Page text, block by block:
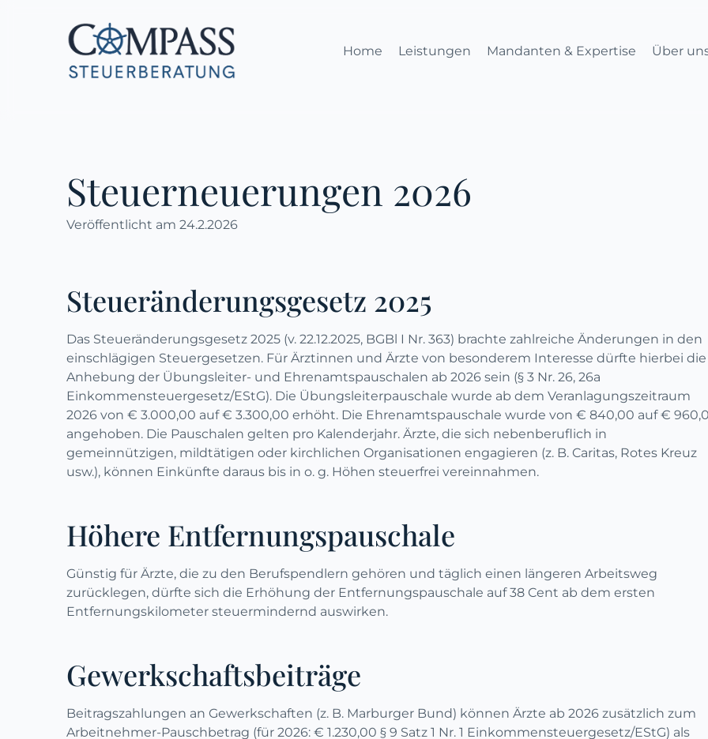
zum
Hauptinhalt
wechseln
Home Leistungen Mandanten & Expertise Über
Steuerneuerungen 2026
Veröffentlicht am 24.2.2026
Steueränderungsgesetz 2025
Das Steueränderungsgesetz 2025 (v. 22.12.2025, BGBl I Nr. 363) brachte zahlreiche Änderungen in den
einschlägigen Steuergesetzen. Für Ärztinnen und Ärzte von besonderem Interesse dürfte hierbei die
Anhebung der Übungsleiter- und Ehrenamtspauschalen ab 2026 sein (§ 3 Nr. 26, 26a
Einkommensteuergesetz/EStG). Die Übungsleiterpauschale wurde ab dem Veranlagungszeitraum
2026 von € 3.000,00 auf € 3.300,00 erhöht. Die Ehrenamtspauschale wurde von € 840,00 auf €
angehoben. Die Pauschalen gelten pro Kalenderjahr. Ärzte, die sich nebenberuflich in
gemeinnützigen, mildtätigen oder kirchlichen Organisationen engagieren (z. B. Caritas, Rotes Kreuz
usw.), können Einkünfte daraus bis in o. g. Höhen steuerfrei vereinnahmen.
Höhere Entfernungspauschale
Günstig für Ärzte, die zu den Berufspendlern gehören und täglich einen längeren Arbeitsweg
zurücklegen, dürfte sich die Erhöhung der Entfernungspauschale auf 38 Cent ab dem ersten
Entfernungskilometer steuermindernd auswirken.
Gewerkschaftsbeiträge
Beitragszahlungen an Gewerkschaften (z. B. Marburger Bund) können Ärzte ab 2026 zusätzlich zum
Arbeitnehmer-Pauschbetrag (für 2026: € 1.230,00 § 9 Satz 1 Nr. 1 Einkommensteuergesetz/EStG) als